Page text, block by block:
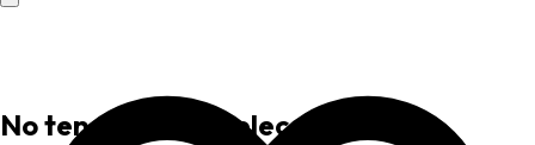
No tens favorits seleccionats